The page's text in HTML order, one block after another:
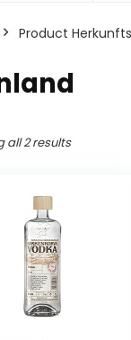
Product
all 2 results